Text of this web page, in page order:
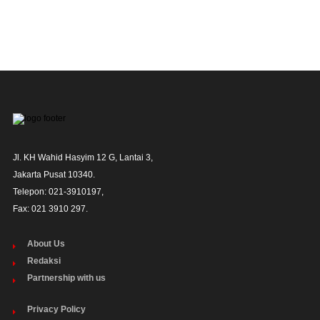
Jl. KH Wahid Hasyim 12 G, Lantai 3,
Jakarta Pusat 10340.
Telepon: 021-3910197,
Fax: 021 3910 297.
About Us
Redaksi
Partnership with us
Privacy Policy